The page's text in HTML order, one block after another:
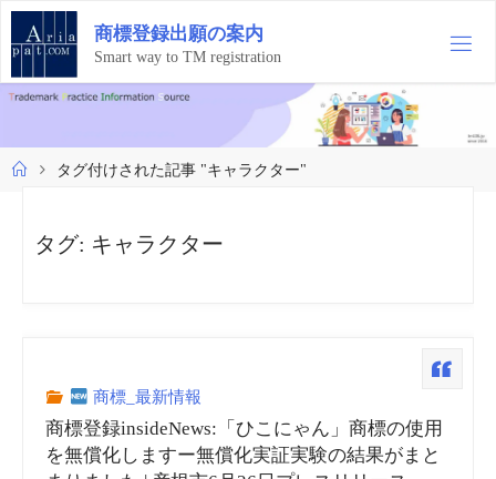
コ
テ
ン
ツ
ス
キ
商標登録出願の案内
Smart way to TM registration
ホ
タグ付けされた記事 "キャラクター"
タグ: キャラクター
商標_最新情報
商標登録insideNews:「ひこにゃん」商標の使用
を無償化しますー無償化実証実験の結果がまと